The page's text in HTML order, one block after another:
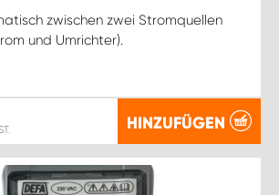
zwischen zwei Stromquellen
und Umrichter).
HINZUFÜGEN